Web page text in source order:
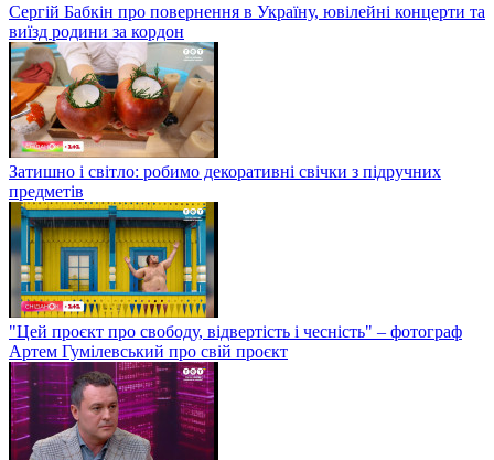
Сергій Бабкін про повернення в Україну, ювілейні концерти та
виїзд родини за кордон
Затишно і світло: робимо декоративні свічки з підручних
предметів
"Цей проєкт про свободу, відвертість і чесність" – фотограф
Артем Гумілевський про свій проєкт